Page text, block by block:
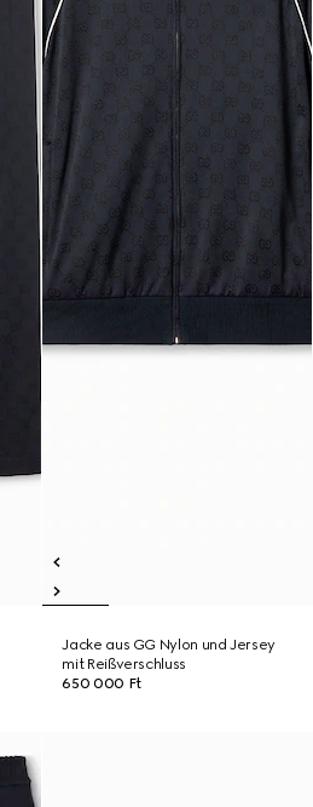
Jacke aus GG Nylon und Jersey
mit Reißverschluss
650 000 Ft